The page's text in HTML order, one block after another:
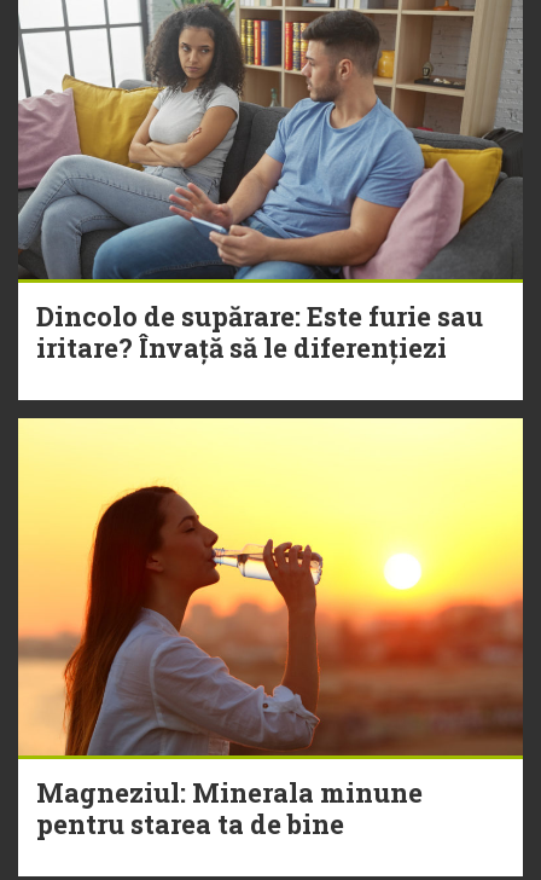
Dincolo de supărare: Este furie sau
iritare? Învață să le diferențiezi
Magneziul: Minerala minune
pentru starea ta de bine